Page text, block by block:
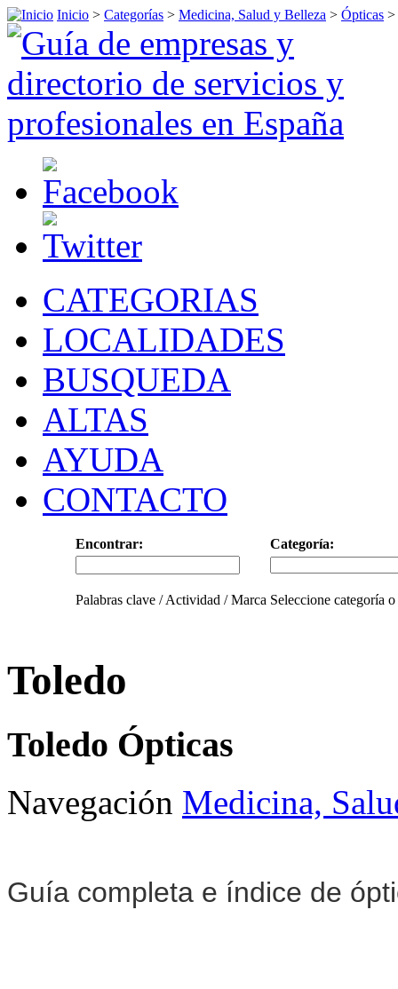
Inicio > Categorías > Medicina, Salud y Belleza > Ópticas >
CATEGORIAS
LOCALIDADES
BUSQUEDA
ALTAS
AYUDA
CONTACTO
Encontrar: Categoría:
Palabras clave / Actividad / Marca Seleccione categoría
Toledo
Toledo Ópticas
Navegación Medicina,
Guía completa e índice de